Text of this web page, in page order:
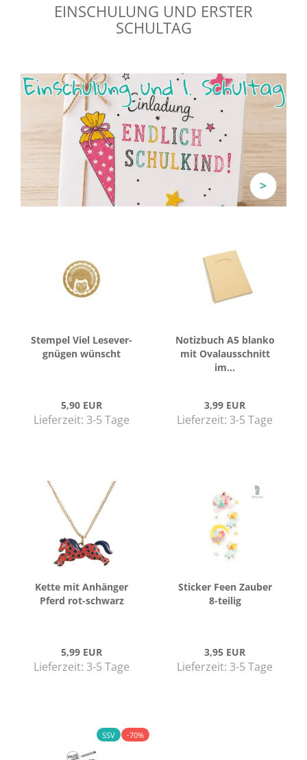
EINSCHULUNG UND ERSTER
SCHULTAG
Stem­pel Viel Le­se­ver­
gnü­gen wünscht
5,90 EUR
Lieferzeit: 3-5 Tage
No­tiz­buch A5 blan­ko
mit Oval­aus­schnitt
im...
3,99 EUR
Lieferzeit: 3-5 Tage
Kette mit An­hän­ger
Pferd rot-​schwarz
5,99 EUR
Lieferzeit: 3-5 Tage
Sti­cker Feen Zau­ber
8-​tei­lig
3,95 EUR
Lieferzeit: 3-5 Tage
SSV -70%